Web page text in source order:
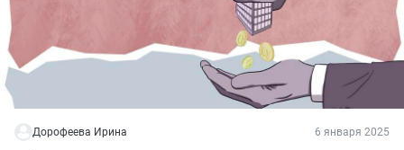
Дорофеева Ирина 6 января 2025